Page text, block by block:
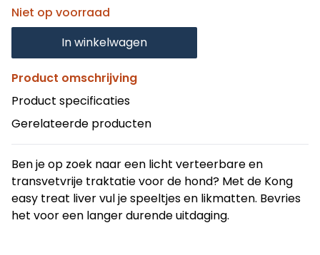
Niet op voorraad
In winkelwagen
Product omschrijving
Product specificaties
Gerelateerde producten
Ben je op zoek naar een licht verteerbare en
transvetvrije traktatie voor de hond? Met de Kong
easy treat liver vul je speeltjes en likmatten. Bevries
het voor een langer durende uitdaging.